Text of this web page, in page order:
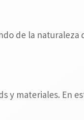
de la naturaleza
y materiales. En